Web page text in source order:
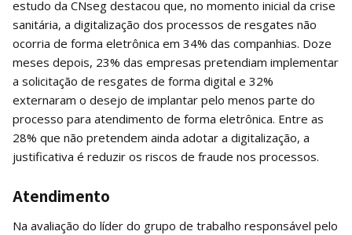
estudo da CNseg destacou que, no momento inicial da crise
sanitária, a digitalização dos processos de resgates não
ocorria de forma eletrônica em 34% das companhias. Doze
meses depois, 23% das empresas pretendiam implementar
a solicitação de resgates de forma digital e 32%
externaram o desejo de implantar pelo menos parte do
processo para atendimento de forma eletrônica. Entre as
28% que não pretendem ainda adotar a digitalização, a
justificativa é reduzir os riscos de fraude nos processos.
Atendimento
Na avaliação do líder do grupo de trabalho responsável pelo